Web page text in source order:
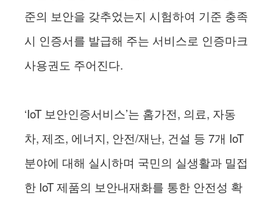
준의 보안을 갖추었는지 시험하여 기준 충족
시 인증서를 발급해 주는 서비스로 인증마크
사용권도 주어진다.
‘IoT 보안인증서비스’는 홈가전, 의료, 자동
차, 제조, 에너지, 안전/재난, 건설 등 7개 IoT
분야에 대해 실시하며 국민의 실생활과 밀접
한 IoT 제품의 보안내재화를 통한 안전성 확